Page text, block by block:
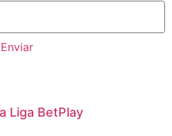
Enviar
Liga BetPlay